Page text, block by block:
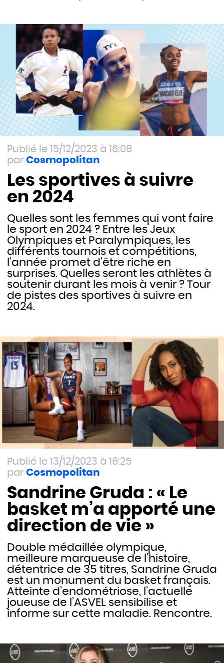
15/12/2023 à 16:08
Cosmopolitan
Les sportives à suivre
en 2024
Quelles sont les femmes qui vont faire
le sport en 2024 ? Entre les Jeux
Olympiques et Paralympiques, les
différents tournois et compétitions,
l'année promet d'être riche en
surprises. Quelles seront les athlètes à
soutenir durant les mois à venir ? Tour
de pistes des sportives à suivre en
2024.
13/12/2023 à 16:25
Cosmopolitan
Sandrine Gruda : « Le
basket m’a apporté une
direction de vie »
Double médaillée olympique,
meilleure marqueuse de l’histoire,
détentrice de 35 titres, Sandrine Gruda
est un monument du basket français.
Atteinte d’endométriose, l’actuelle
joueuse de l’ASVEL sensibilise et
informe sur cette maladie. Rencontre.